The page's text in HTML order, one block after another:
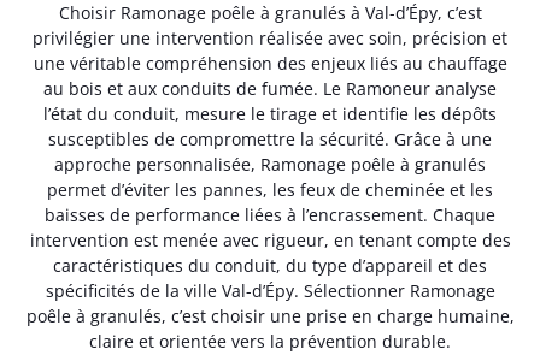
Choisir Ramonage poêle à granulés à Val-d’Épy, c’est
privilégier une intervention réalisée avec soin, précision et
une véritable compréhension des enjeux liés au chauffage
au bois et aux conduits de fumée. Le Ramoneur analyse
l’état du conduit, mesure le tirage et identifie les dépôts
susceptibles de compromettre la sécurité. Grâce à une
approche personnalisée, Ramonage poêle à granulés
permet d’éviter les pannes, les feux de cheminée et les
baisses de performance liées à l’encrassement. Chaque
intervention est menée avec rigueur, en tenant compte des
caractéristiques du conduit, du type d’appareil et des
spécificités de la ville Val-d’Épy. Sélectionner Ramonage
poêle à granulés, c’est choisir une prise en charge humaine,
claire et orientée vers la prévention durable.